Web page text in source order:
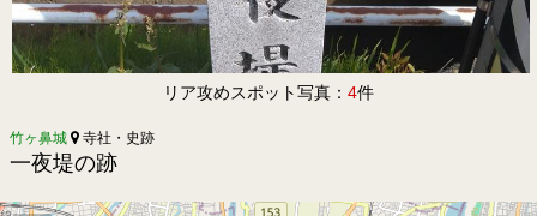
リア攻めスポット写真： 4件
竹ヶ鼻城 寺社・史跡
一夜堤の跡